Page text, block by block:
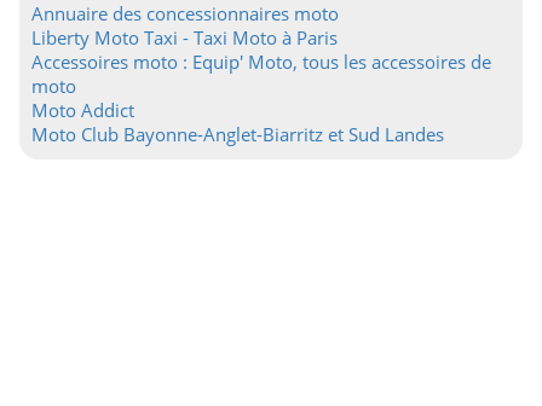
Annuaire des concessionnaires moto
Liberty Moto Taxi - Taxi Moto à Paris
Accessoires moto : Equip' Moto, tous les accessoires de
moto
Moto Addict
Moto Club Bayonne-Anglet-Biarritz et Sud Landes